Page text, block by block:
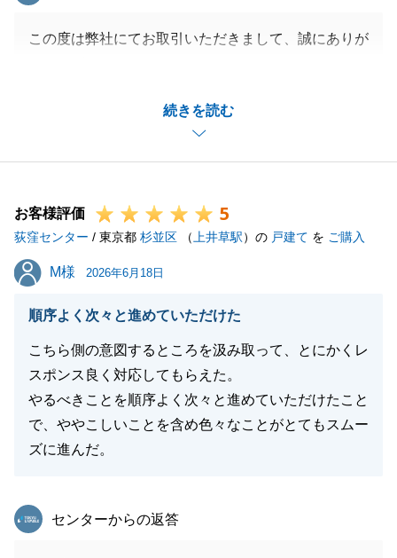
続きを読む
この度は弊社にてお取引いただきまして、誠にありが
弊社立替払い制度もご利用いただき、無事にご希望の
新築マンションへのお住み替えも完了することがで
を迎えることができました。
私たちもホッとした気持ちで、嬉しく思います。
今後もまた何かお手伝いさせていただけることがござ
いましたら、是非お気軽にお声掛けくださいませ。
引き続き、弊社を末永くご愛顧を賜りますよう、お願
皆様のご健勝とご多幸をお祈り申し上げます。
お客様評価 5
荻窪センター / 東京都 杉並区 （ 上井草駅）の 戸建て を ご購入
M様
M様 2026年6月18日
順序よく次々と進めていただけた
こちら側の意図するところを汲み取って、とにかくレ
スポンス良く対応してもらえた。
やるべきことを順序よく次々と進めていただけたこと
で、ややこしいことを含め色々なことがとてもスムー
ズに進んだ。
東急リバブル
センターからの返答